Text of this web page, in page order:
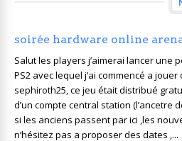
soirée hardware online
Salut les players j’aimerai lancer une
PS2 avec lequel j’ai commencé a
sephiroth25, ce jeu était distribué
d’un compte central station (l’ancetre
si les anciens passent par ici ,les
n’hésitez pas a proposer des dates ,...